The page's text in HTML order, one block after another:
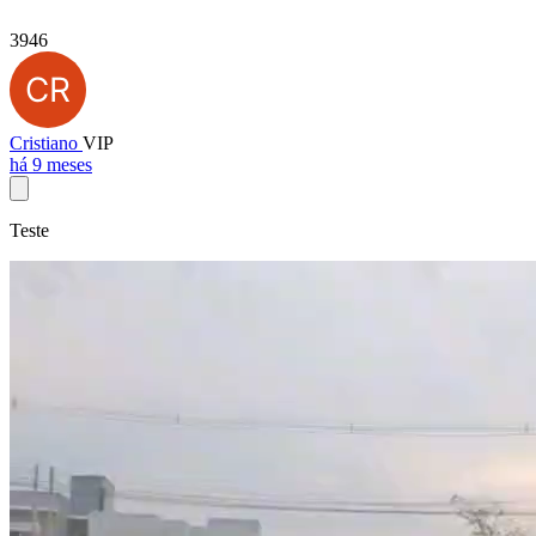
3946
Cristiano VIP
há 9 meses
Teste